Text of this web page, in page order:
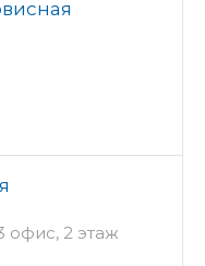
офис, 2 этаж